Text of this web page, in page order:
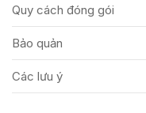
Quy cách đóng gói
Bảo quản
Các lưu ý